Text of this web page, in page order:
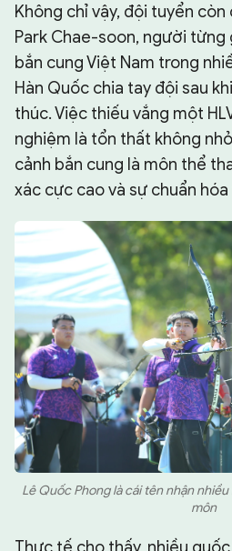
Không chỉ vậy, đội tuyển
Park Chae-soon, người từng
bắn cung Việt Nam trong
Hàn Quốc chia tay đội sau
thúc. Việc thiếu vắng một
nghiệm là tổn thất không
cảnh bắn cung là môn thể
xác cực cao và sự chuẩn
Lê Quốc Phong là cái tên nhận
môn